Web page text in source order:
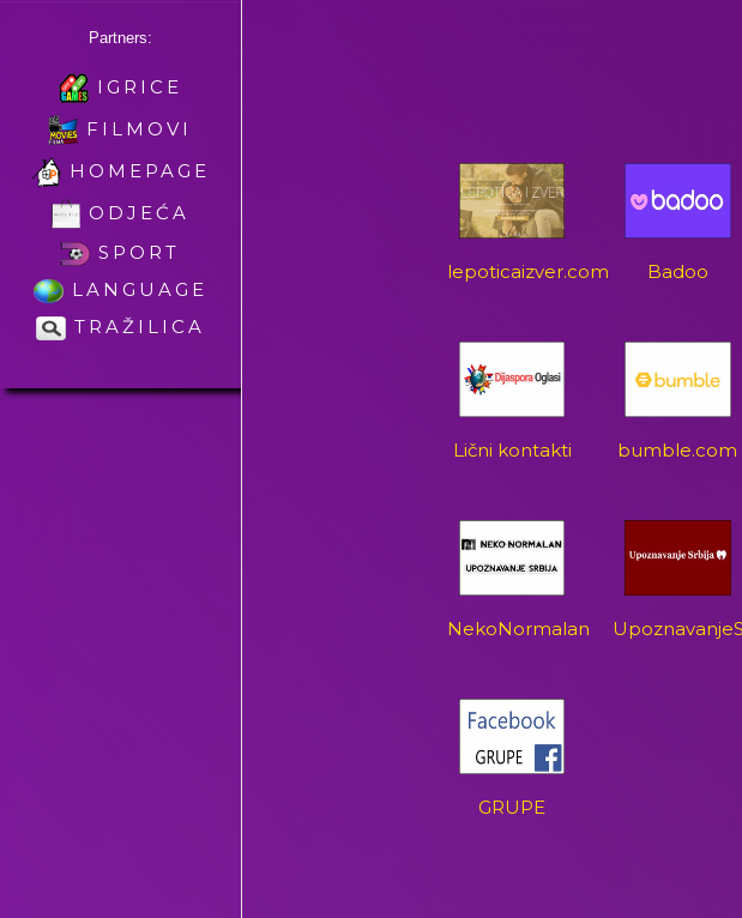
Partners:
IGRICE
FILMOVI
HOMEPAGE
ODJEĆA
SPORT
LANGUAGE
TRAŽILICA
lepoticaizver.com Badoo
Lični kontakti bumble.com
NekoNormalan
GRUPE